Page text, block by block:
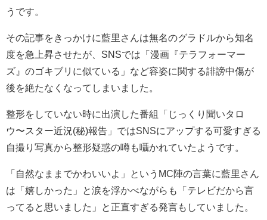
うです。
その記事をきっかけに藍里さんは無名のグラドルから知名
度を急上昇させたが、SNSでは「漫画『テラフォーマー
ズ』のゴキブリに似ている」など容姿に関する誹謗中傷が
後を絶たなくなってしまいました。
整形をしていない時に出演した番組「じっくり聞いタロ
ウ〜スター近況(秘)報告」ではSNSにアップする可愛すぎる
自撮り写真から整形疑惑の噂も囁かれていたようです。
「自然なままでかわいいよ」というMC陣の言葉に藍里さん
は「嬉しかった」と涙を浮かべながらも「テレビだから言
ってると思いました」と正直すぎる発言もしていました。